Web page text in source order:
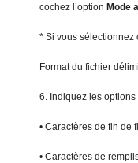
cochez l’option Mode
* Si vous sélectionnez
Format du fichier
6. Indiquez les
• Caractères de fin de
• Caractères de